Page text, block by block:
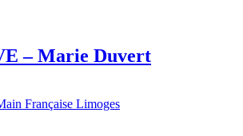
– Marie Duvert
Française Limoges